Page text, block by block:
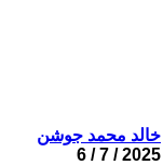
خالد محمد جوشن
2025 / 7 / 6